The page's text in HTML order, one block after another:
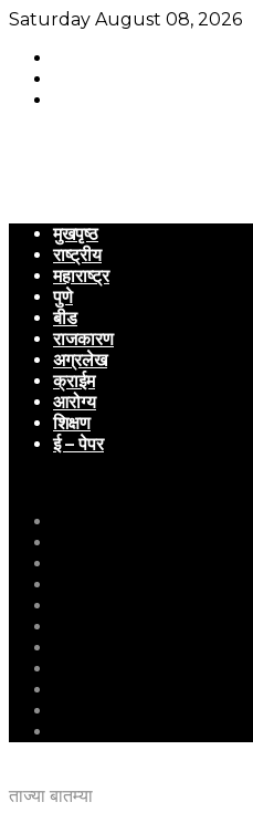
Saturday August 08, 2026
मुखपृष्ठ
राष्ट्रीय
महाराष्ट्र
पुणे
बीड
राजकारण
अग्रलेख
क्राईम
आरोग्य
शिक्षण
ई – पेपर
ताज्या बातम्या